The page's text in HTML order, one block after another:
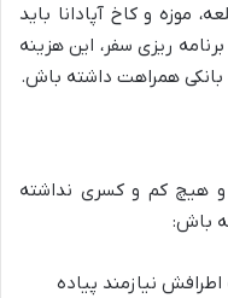
موزه و کاخ آپادانا باید
ریزی سفر، این هزینه
بانکی همراهت داشته باش.
و هیچ کم و کسری نداشته
باش:
نیازمند پیاده